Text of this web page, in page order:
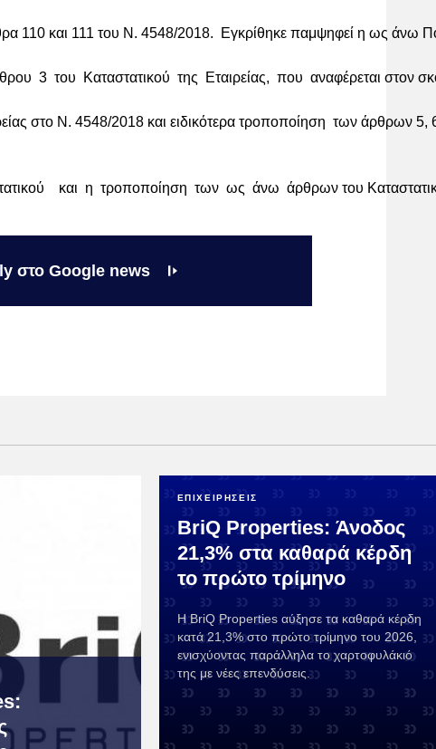
110 και 111 του Ν. 4548/2018. Εγκρίθηκε παμψηφεί η ως άνω
3 του Καταστατικού της Εταιρείας, που αναφέρεται στον
στο Ν. 4548/2018 και ειδικότερα τροποποίηση των
και η τροποποίηση των ως άνω άρθρων του
στο Google news
ΕΠΙΧΕΙΡΗΣΕΙΣ
BriQ Properties: Άνοδος
21,3% στα καθαρά κέρδη
το πρώτο τρίμηνο
Η BriQ Properties αύξησε τα καθαρά κέρδη
κατά 21,3% στο πρώτο τρίμηνο του 2026,
ενισχύοντας παράλληλα το χαρτοφυλάκιό
της με νέες επενδύσεις.